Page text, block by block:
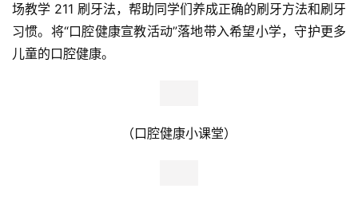
场教学 211 刷牙法，帮助同学们养成正确的刷牙方法和刷牙
习惯。将“口腔健康宣教活动”落地带入希望小学，守护更多
儿童的口腔健康。
（口腔健康小课堂）